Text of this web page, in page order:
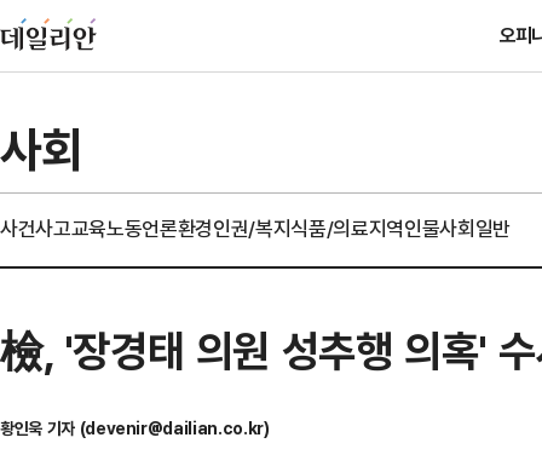
오피
사회
사건사고교육노동언론환경인권/복지식품/의료지역인물사회일반
檢, '장경태 의원 성추행 의혹'
황인욱 기자 (devenir@dailian.co.kr)